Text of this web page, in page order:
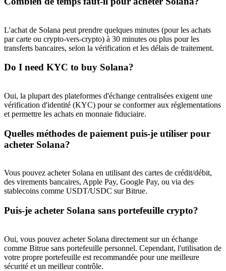
L'achat de Solana peut prendre quelques minutes (pour les achats
par carte ou crypto-vers-crypto) à 30 minutes ou plus pour les
transferts bancaires, selon la vérification et les délais de traitement.
Do I need KYC to buy Solana?
Oui, la plupart des plateformes d'échange centralisées exigent une
vérification d'identité (KYC) pour se conformer aux réglementations
et permettre les achats en monnaie fiduciaire.
Quelles méthodes de paiement puis-je utiliser pour
acheter Solana?
Vous pouvez acheter Solana en utilisant des cartes de crédit/débit,
des virements bancaires, Apple Pay, Google Pay, ou via des
stablecoins comme USDT/USDC sur Bitrue.
Puis-je acheter Solana sans portefeuille crypto?
Oui, vous pouvez acheter Solana directement sur un échange
comme Bitrue sans portefeuille personnel. Cependant, l'utilisation de
votre propre portefeuille est recommandée pour une meilleure
sécurité et un meilleur contrôle.